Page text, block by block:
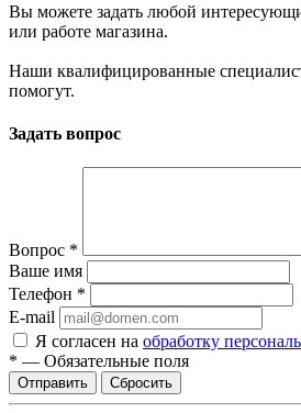
Вы можете задать любой
или работе магазина.
Наши квалифицированные
помогут.
Задать вопрос
Вопрос *
Ваше имя
Телефон *
E-mail
Я согласен на обработку
* — Обязательные поля
Отправить Сбросить